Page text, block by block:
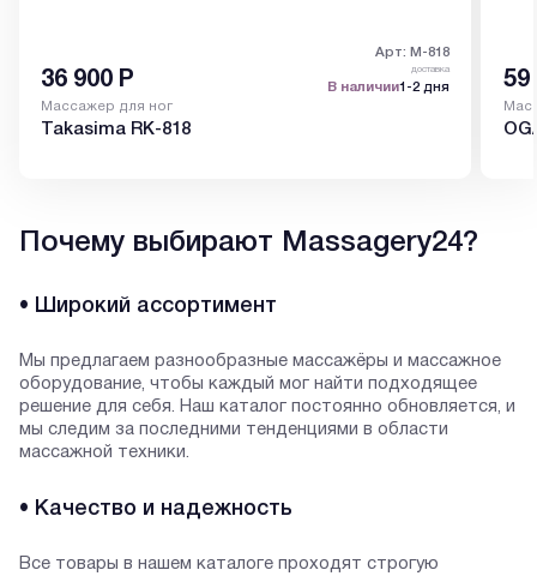
Арт: M-818
36 900 Р доставка
В наличии1-2 дня
Массажер для ног
Takasima RK-818
59
Почему выбирают Massagery24?
• Широкий ассортимент
Мы предлагаем разнообразные массажёры и массажное
оборудование, чтобы каждый мог найти подходящее
решение для себя. Наш каталог постоянно обновляется, и
мы следим за последними тенденциями в области
массажной техники.
• Качество и надежность
Все товары в нашем каталоге проходят строгую